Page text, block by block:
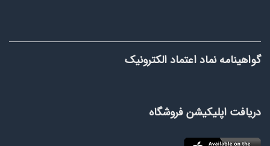
گواهینامه نماد اعتماد الکترونیک
دریافت اپلیکیشن فروشگاه